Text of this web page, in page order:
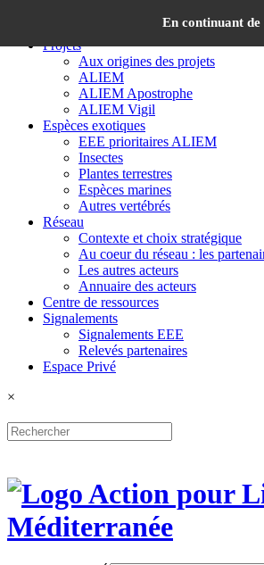
Projets
Aux origines des projets
ALIEM
ALIEM Apostrophe
ALIEM Vigil
Espèces exotiques
EEE prioritaires ALIEM
Insectes
Plantes terrestres
Espèces marines
Autres vertébrés
Réseau
Contexte et choix stratégique
Au coeur du réseau : les
Les autres acteurs
Annuaire des acteurs
Centre de ressources
Signalements
Signalements EEE
Relevés partenaires
Espace Privé
×
En continuant de